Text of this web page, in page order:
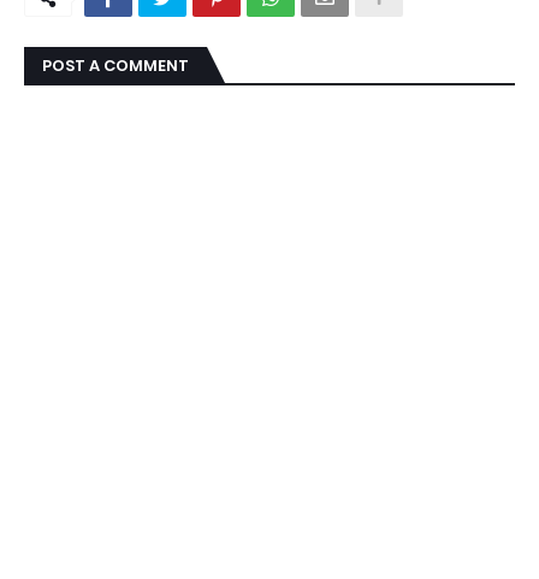
POST A COMMENT